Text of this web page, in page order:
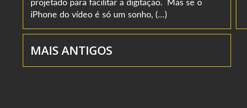
projetado para facilitar a digitação. Mas se o
iPhone do vídeo é só um sonho, (…)
MAIS ANTIGOS